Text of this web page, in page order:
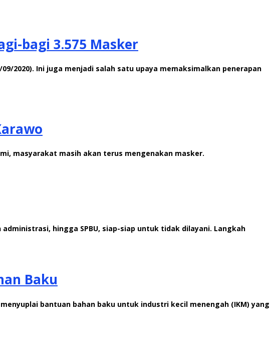
bagi 3.575 Masker
2020). Ini juga menjadi salah satu upaya memaksimalkan penerapan
masyarakat masih akan terus mengenakan masker.
hingga SPBU, siap-siap untuk tidak dilayani. Langkah
Baku
bantuan bahan baku untuk industri kecil menengah (IKM) yang